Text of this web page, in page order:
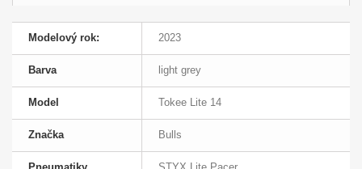
Modelový rok: 2023
Barva light grey
Model Tokee Lite 14
Značka Bulls